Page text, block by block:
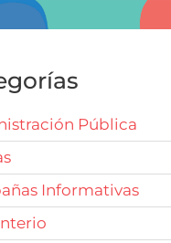
Pública
Informativas